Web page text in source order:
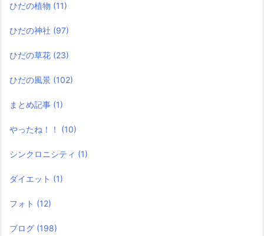
ひだの植物 (11)
ひだの神社 (97)
ひだの草花 (23)
ひだの風景 (102)
まとめ記事 (1)
やったね！！ (10)
シンクロニシティ (1)
ダイエット (1)
フォト (12)
ブログ (198)